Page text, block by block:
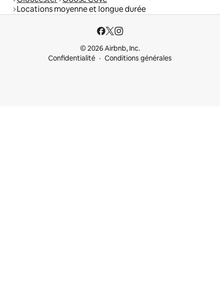
Locations moyenne et longue durée
© 2026 Airbnb, Inc.
Confidentialité
Conditions générales